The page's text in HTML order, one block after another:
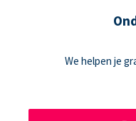
We helpen je